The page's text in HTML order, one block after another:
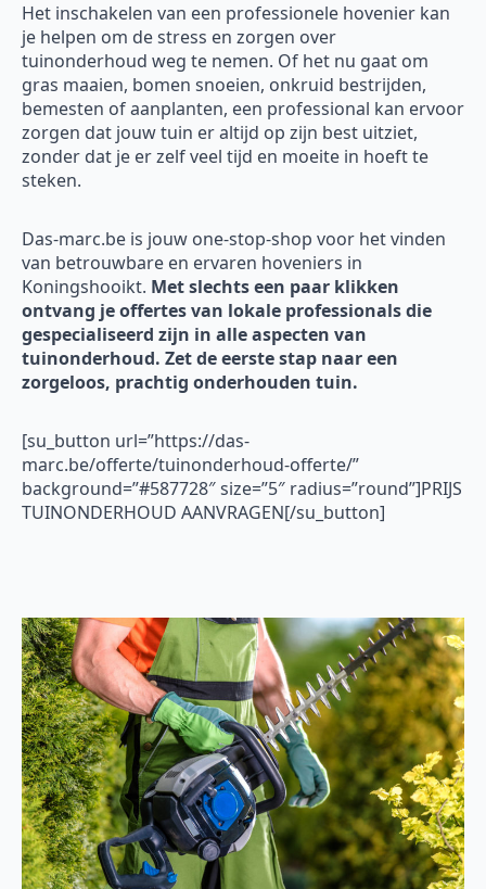
Het inschakelen van een professionele hovenier kan
je helpen om de stress en zorgen over
tuinonderhoud weg te nemen. Of het nu gaat om
gras maaien, bomen snoeien, onkruid bestrijden,
bemesten of aanplanten, een professional kan ervoor
zorgen dat jouw tuin er altijd op zijn best uitziet,
zonder dat je er zelf veel tijd en moeite in hoeft te
steken.
Das-marc.be is jouw one-stop-shop voor het vinden
van betrouwbare en ervaren hoveniers in
Koningshooikt. Met slechts een paar klikken
ontvang je offertes van lokale professionals die
gespecialiseerd zijn in alle aspecten van
tuinonderhoud. Zet de eerste stap naar een
zorgeloos, prachtig onderhouden tuin.
[su_button url=”https://das-
marc.be/offerte/tuinonderhoud-offerte/”
background=”#587728″ size=”5″ radius=”round”]PRIJS
TUINONDERHOUD AANVRAGEN[/su_button]